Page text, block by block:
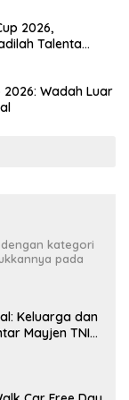
2026,
Talenta
2026: Wadah Luar
kategori
pada
Keluarga dan
Mayjen TNI